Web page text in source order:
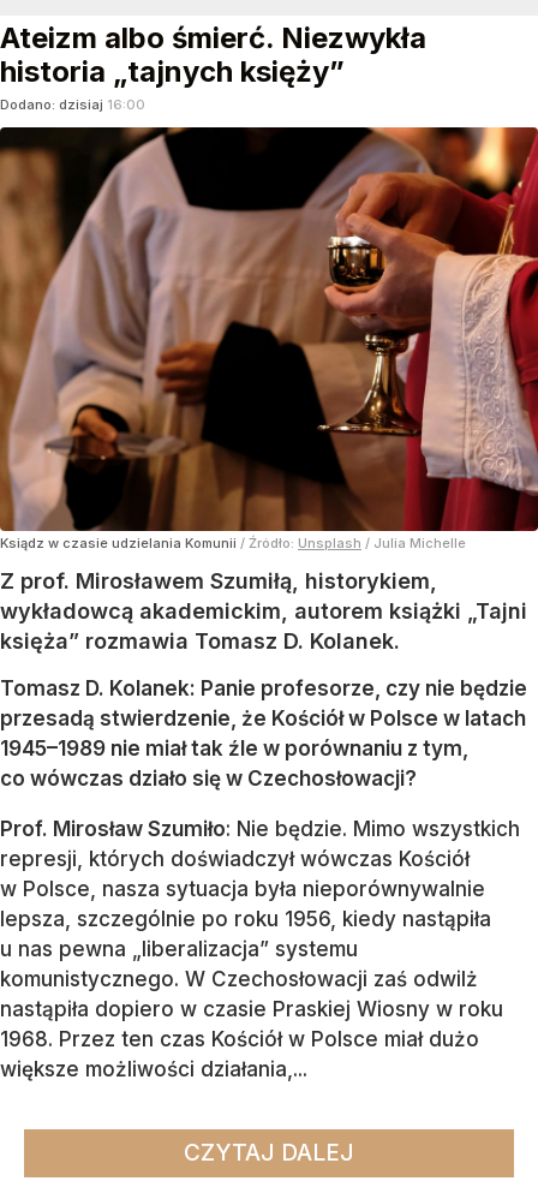
Ateizm albo śmierć. Niezwykła
historia „tajnych księży”
Dodano: dzisiaj 16:00
Ksiądz w czasie udzielania Komunii / Źródło: Unsplash / Julia Michelle
Z prof. Mirosławem Szumiłą, historykiem,
wykładowcą akademickim, autorem książki „Tajni
księża” rozmawia Tomasz D. Kolanek.
Tomasz D. Kolanek: Panie profesorze, czy nie będzie
przesadą stwierdzenie, że Kościół w Polsce w latach
1945–1989 nie miał tak źle w porównaniu z tym,
co wówczas działo się w Czechosłowacji?
Prof. Mirosław Szumiło: Nie będzie. Mimo wszystkich
represji, których doświadczył wówczas Kościół
w Polsce, nasza sytuacja była nieporównywalnie
lepsza, szczególnie po roku 1956, kiedy nastąpiła
u nas pewna „liberalizacja” systemu
komunistycznego. W Czechosłowacji zaś odwilż
nastąpiła dopiero w czasie Praskiej Wiosny w roku
1968. Przez ten czas Kościół w Polsce miał dużo
większe możliwości działania,...
CZYTAJ DALEJ